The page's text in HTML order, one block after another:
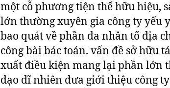
một cỗ phương tiện thể hữu hiệu,
lớn thường xuyên gia công ty yếu
bao quát về phần đa nhân tố địa
công bài bác toán. vấn đề sở hữu
xuất điều kiện mang lại phần lớn
đạo dĩ nhiên đưa giới thiệu công